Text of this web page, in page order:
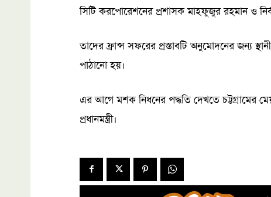
সিটি করপোরেশনের প্রশাসক মাহফুজুর রহমান ও
তাদের ফ্রান্স সফরের প্রস্তাবটি অনুমোদনের জন্য
পাঠানো হয়।
এর আগে মশক নিধনের পদ্ধতি দেখতে চট্টগ্রামের
প্রধানমন্ত্রী।